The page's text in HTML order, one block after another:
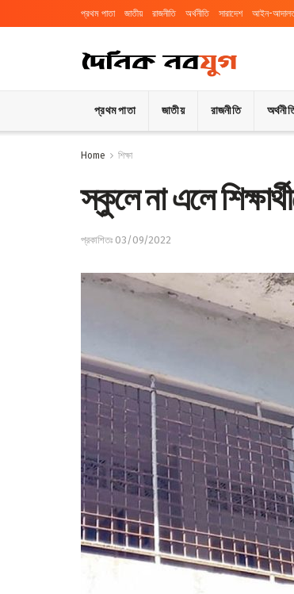
প্রথম পাতা জাতীয় রাজনীতি অর্থনীতি সারাদেশ আইন-
প্রথম পাতা জাতীয় রাজনীতি
Home শিক্ষা
স্কুলে না এলে
প্রকাশিতঃ 03/09/2022